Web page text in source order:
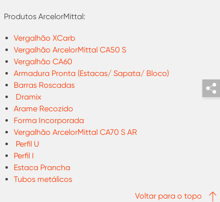
Produtos ArcelorMittal:
Vergalhão XCarb
Vergalhão ArcelorMittal CA50 S
Vergalhão CA60
Armadura Pronta (Estacas/ Sapata/ Bloco)
Barras Roscadas
Dramix
Arame Recozido
Forma Incorporada
Vergalhão ArcelorMittal CA70 S AR
Perfil U
Perfil I
Estaca Prancha
Tubos metálicos
Voltar para o topo